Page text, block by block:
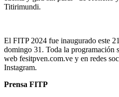
Titirimundi.
El FITP 2024 fue inaugurado este
domingo 31. Toda la programación
web fesitpven.com.ve y en redes
Instagram.
Prensa FITP